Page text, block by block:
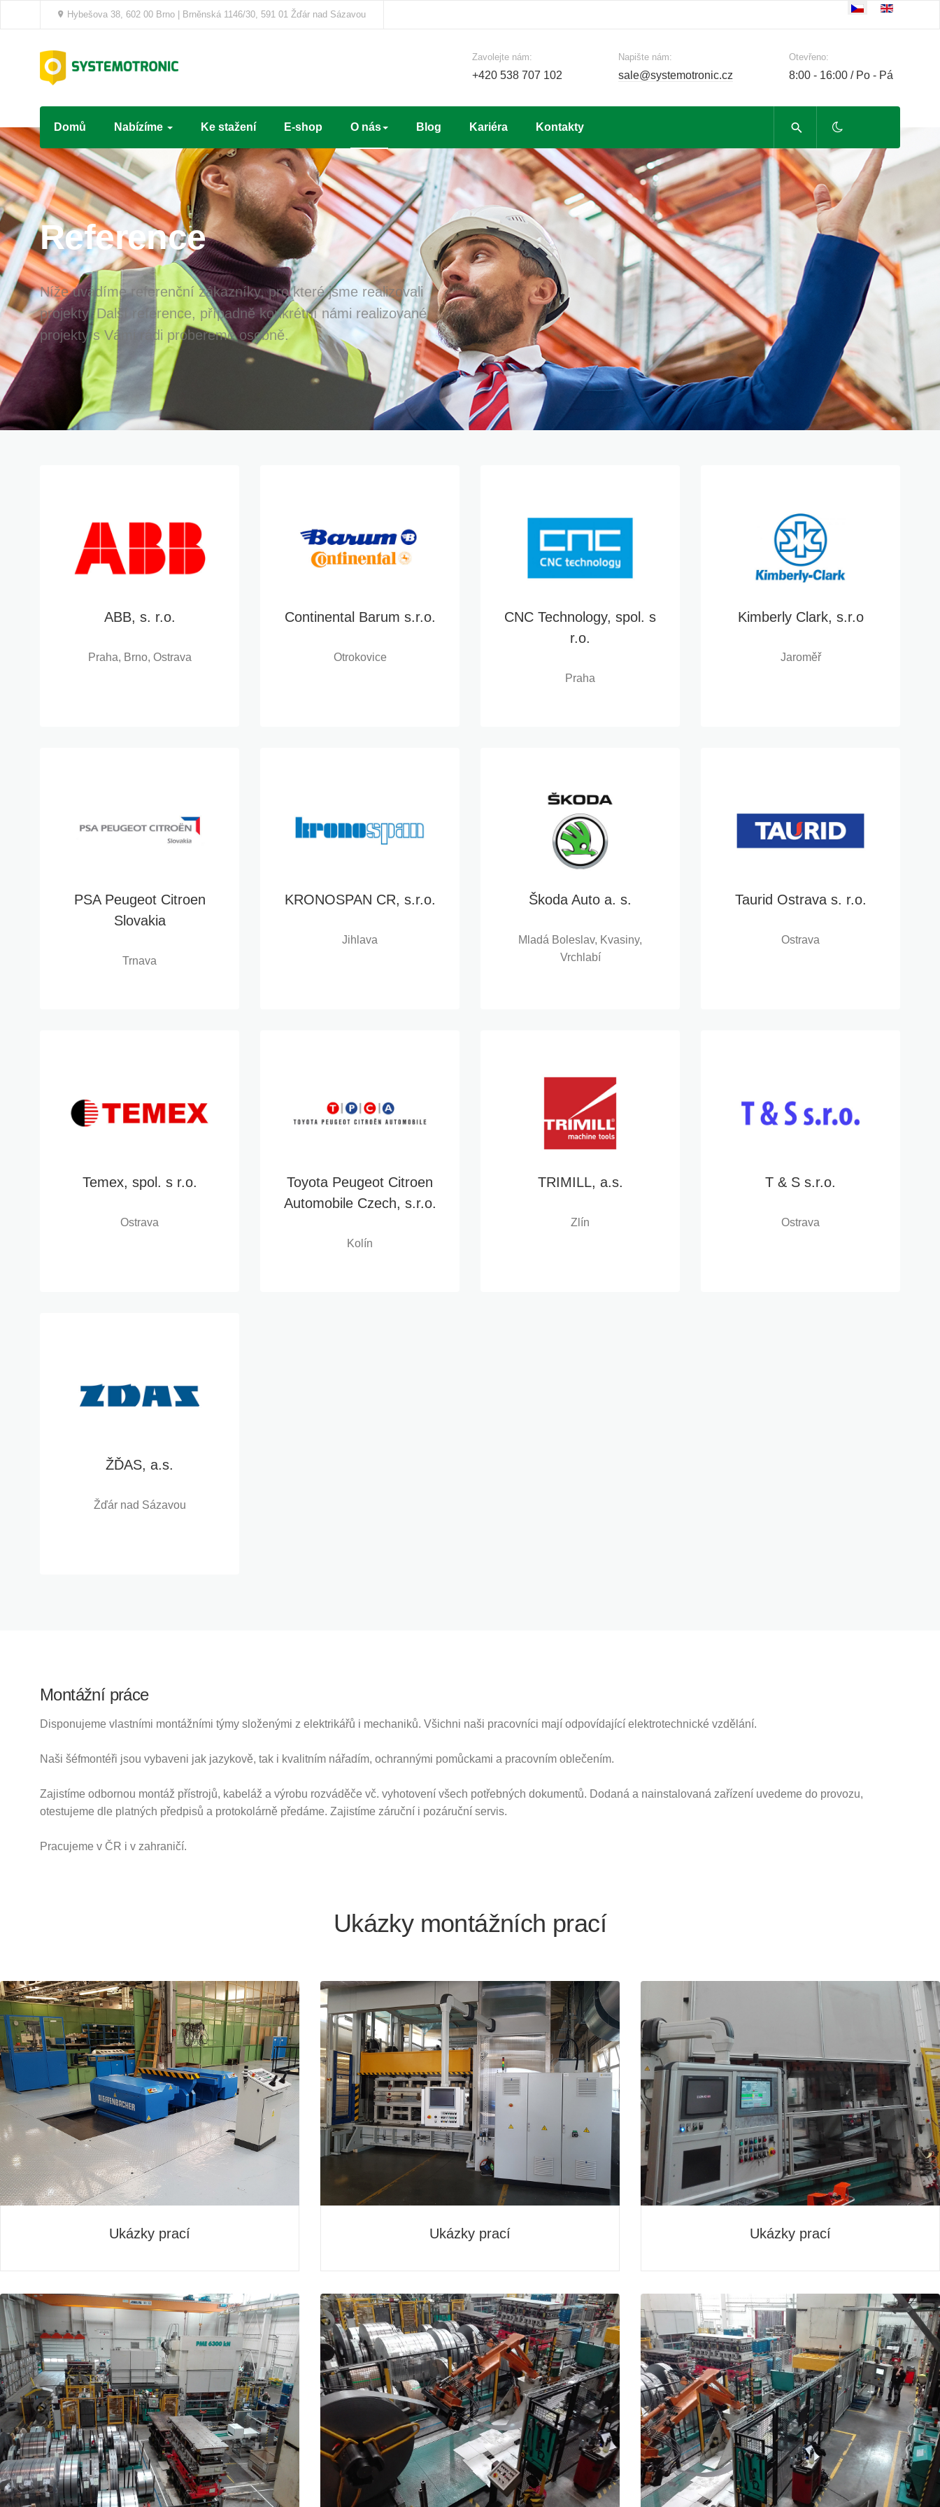
Hybešova 38, 602 00 Brno | Brněnská 1146/30, 591 01 Žďár nad Sázavou
Zvolte jazyk
Zavolejte nám:
+420 538 707 102
Napište nám:
sale@systemotronic.cz
Otevřeno:
8:00 - 16:00 / Po - Pá
Domů Nabízíme Ke stažení E-shop O nás Blog Kariéra Kontakty
Reference
Níže uvádíme referenční zákazníky, pro které jsme realizovali
projekty. Další reference, případně konkrétní námi realizované
projekty s Vámi rádi probereme osobně.
ABB, s. r.o.
Praha, Brno, Ostrava
Continental Barum s.r.o.
Otrokovice
CNC Technology, spol. s
r.o.
Praha
Kimberly Clark, s.r.o
Jaroměř
PSA Peugeot Citroen
Slovakia
Trnava
KRONOSPAN CR, s.r.o.
Jihlava
Škoda Auto a. s.
Mladá Boleslav, Kvasiny,
Vrchlabí
Taurid Ostrava s. r.o.
Ostrava
Temex, spol. s r.o.
Ostrava
Toyota Peugeot Citroen
Automobile Czech, s.r.o.
Kolín
TRIMILL, a.s.
Zlín
T & S s.r.o.
Ostrava
ŽĎAS, a.s.
Žďár nad Sázavou
Montážní práce
Disponujeme vlastními montážními týmy složenými z elektrikářů i mechaniků. Všichni naši pracovníci mají odpovídající elektrotechnické vzdělání.
Naši šéfmontéři jsou vybaveni jak jazykově, tak i kvalitním nářadím, ochrannými pomůckami a pracovním oblečením.
Zajistíme odbornou montáž přístrojů, kabeláž a výrobu rozváděče vč. vyhotovení všech potřebných dokumentů. Dodaná a nainstalovaná zařízení uvedeme do provozu,
otestujeme dle platných předpisů a protokolárně předáme. Zajistíme záruční i pozáruční servis.
Pracujeme v ČR i v zahraničí.
Ukázky montážních prací
Ukázky prací Ukázky prací Ukázky prací